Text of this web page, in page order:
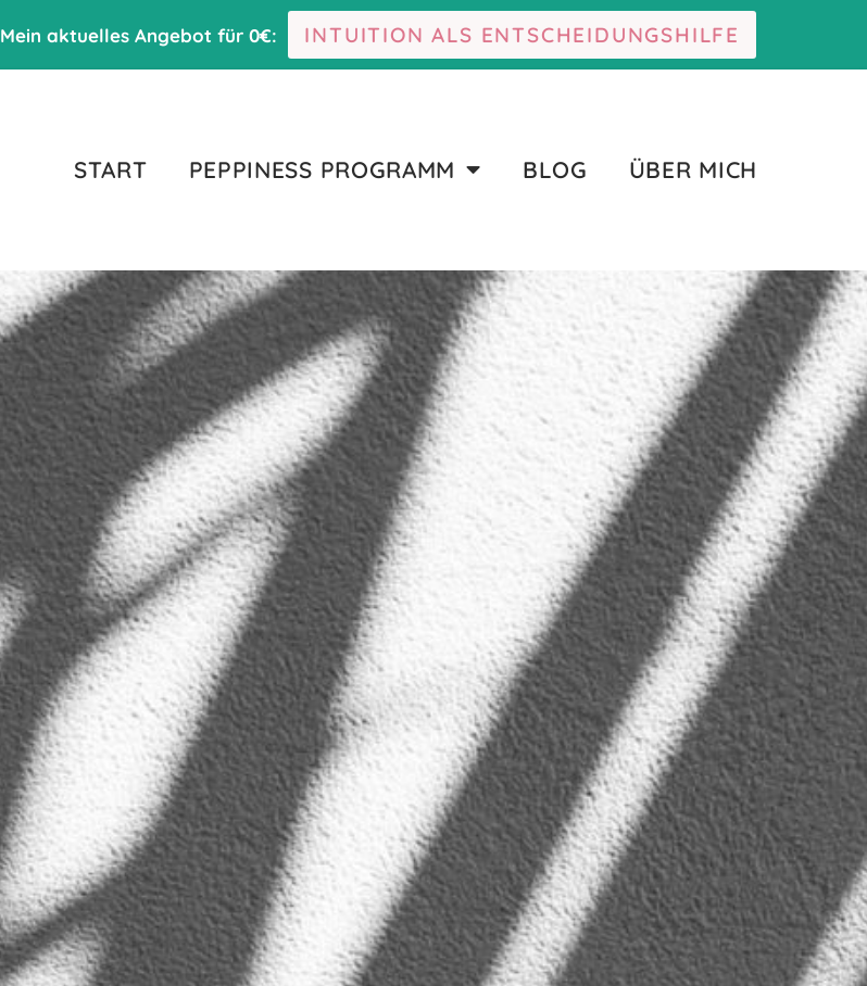
Mein aktuelles Angebot für 0€: INTUITION ALS ENTSCHEIDUNGSHILFE
START PEPPINESS PROGRAMM BLOG ÜBER MICH